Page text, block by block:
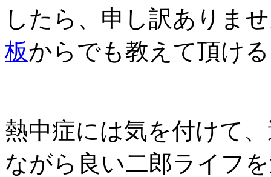
したら、申し訳ありま
板からでも教えて頂け
熱中症には気を付けて
ながら良い二郎ライフ